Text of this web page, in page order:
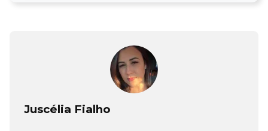
Juscélia Fialho